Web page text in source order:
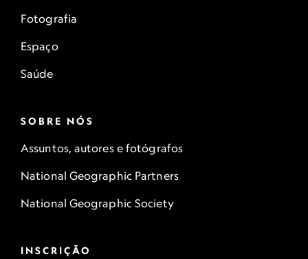
Fotografia
Espaço
Saúde
SOBRE NÓS
Assuntos, autores e fotógrafos
National Geographic Partners
National Geographic Society
INSCRIÇÃO